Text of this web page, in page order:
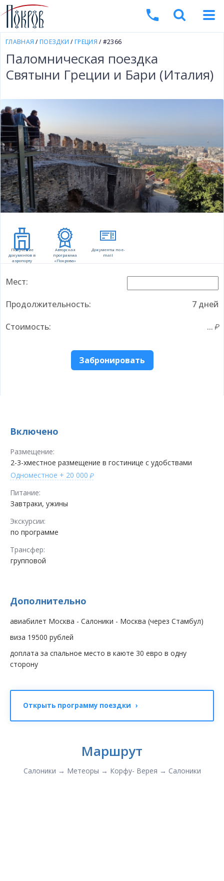
ГЛАВНАЯ / ПОЕЗДКИ / ГРЕЦИЯ / #2366
Паломническая поездка
Святыни Греции и Бари (Италия)
Получение
документов в
аэропорту
Авторская
программа
«Покрова»
Документы по e-
mail
Мест:
Продолжительность: 7 дней
Стоимость: ...
Забронировать
Включено
Размещение:
2-3-хместное размещение в гостинице с удобствами
Одноместное + 20 000
Питание:
Завтраки, ужины
Экскурсии:
по программе
Трансфер:
групповой
Дополнительно
авиабилет Москва - Салоники - Москва (через Стамбул)
виза 19500 рублей
доплата за спальное место в каюте 30 евро в одну
сторону
Открыть программу поездки ›
Маршрут
Салоники → Метеоры → Корфу- Верея → Салоники